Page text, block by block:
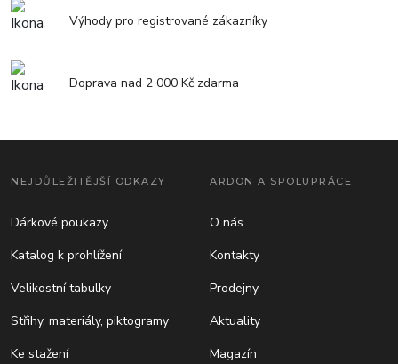
Výhody pro registrované zákazníky
Doprava nad 2 000 Kč zdarma
NEJDŮLEŽITĚJŠÍ ODKAZY
Dárkové poukazy
Katalog k prohlížení
Velikostní tabulky
Střihy, materiály, piktogramy
Ke stažení
ARDON A SPOLUPRÁCE
O nás
Kontakty
Prodejny
Aktuality
Magazín